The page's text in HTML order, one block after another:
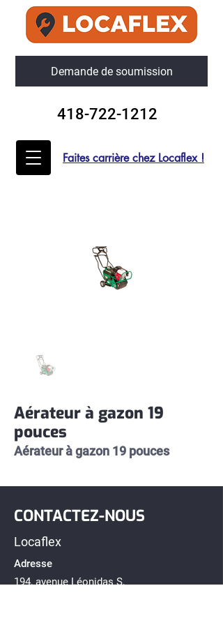
Demande de soumission
418-722-1212
Faites carrière chez Locaflex !
Aérateur à gazon 19
pouces
Aérateur à gazon 19 pouces
CONTACTEZ-NOUS
Locaflex
Adresse
194, avenue Léonidas S,